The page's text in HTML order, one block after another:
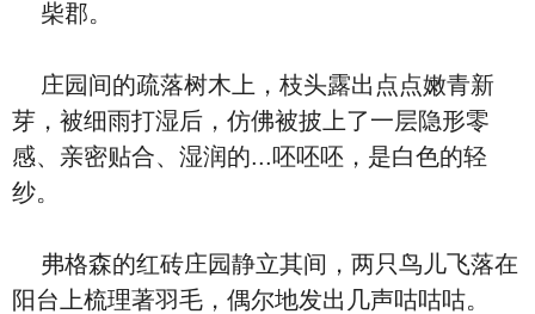
柴郡。
庄园间的疏落树木上，枝头露出点点嫩青新
芽，被细雨打湿后，仿佛被披上了一层隐形零
感、亲密贴合、湿润的...呸呸呸，是白色的轻
纱。
弗格森的红砖庄园静立其间，两只鸟儿飞落在
阳台上梳理著羽毛，偶尔地发出几声咕咕咕。